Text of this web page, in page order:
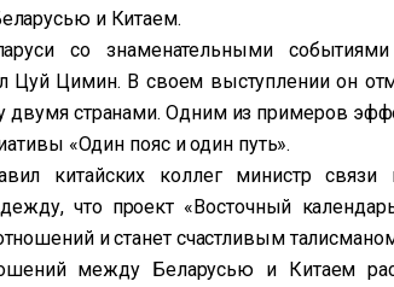
и Китаем.
со знаменательными событиями
Цимин. В своем выступлении он
двумя странами. Одним из примеров
«Один пояс и один путь».
китайских коллег министр связи
что проект «Восточный
и станет счастливым
между Беларусью и Китаем